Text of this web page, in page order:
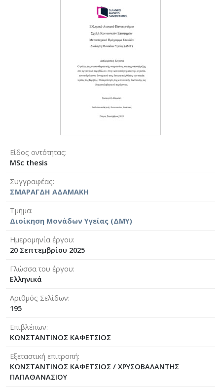
Είδος οντότητας
MSc thesis
Συγγραφέας
ΣΜΑΡΑΓΔΗ ΑΔΑΜΑΚΗ
Τμήμα
Διοίκηση Μονάδων Υγείας (ΔΜΥ)
Ημερομηνία έργου
20 Σεπτεμβρίου 2025
Γλώσσα του έργου
Ελληνικά
Αριθμός Σελίδων
195
Επιβλέπων
ΚΩΝΣΤΑΝΤΙΝΟΣ ΚΑΦΕΤΣΙΟΣ
Εξεταστική επιτροπή
ΚΩΝΣΤΑΝΤΙΝΟΣ ΚΑΦΕΤΣΙΟΣ / ΧΡΥΣΟΒΑΛΑΝΤΗΣ
ΠΑΠΑΘΑΝΑΣΙΟΥ